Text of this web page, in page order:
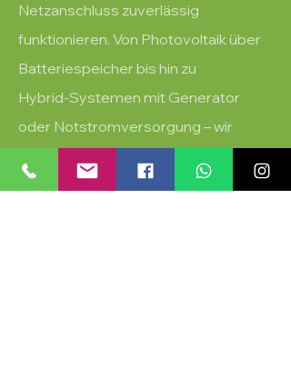
Netzanschluss zuverlässig
funktionieren. Von Photovoltaik über
Batteriespeicher bis hin zu
Hybrid‑Systemen mit Generator
oder Notstromversorgung – wir
Energiekonzepte für Orte, an denen